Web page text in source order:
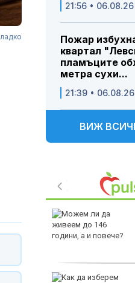
21:56 • 06.08.26
Пожар
квартал
пламъците
метра сухи...
21:39 • 06.08.26
ВИЖ
10 за